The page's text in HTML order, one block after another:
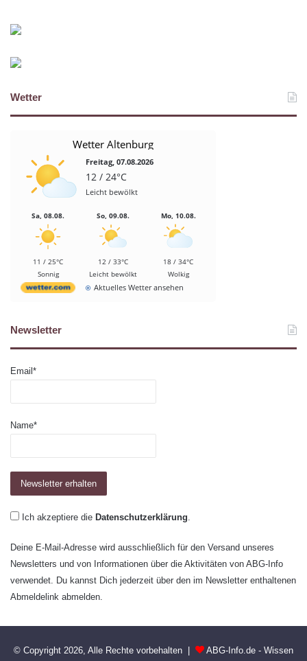
Wetter
Wetter Altenburg
Freitag, 07.08.2026
12 / 24°C
Leicht bewölkt
Sa, 08.08.
11 / 25°C
Sonnig
So, 09.08.
12 / 33°C
Leicht bewölkt
Mo, 10.08.
18 / 34°C
Wolkig
Aktuelles Wetter ansehen
Newsletter
Email*
Name*
Ich akzeptiere die Datenschutzerklärung.
Deine E-Mail-Adresse wird ausschließlich für den Versand unseres
Newsletters und von Informationen über die Aktivitäten von ABG-Info
verwendet. Du kannst Dich jederzeit über den im Newsletter enthaltenen
Abmeldelink abmelden.
© Copyright 2026, Alle Rechte vorbehalten | ABG-Info.de - Wissen